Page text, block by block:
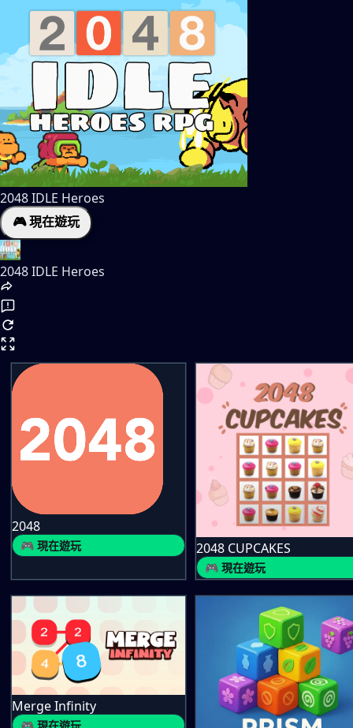
2048 IDLE Heroes
🎮 現在遊玩
2048 IDLE Heroes
2048
🎮 現在遊玩 2048 CUPCAKES
🎮 現在遊玩
Merge Infinity